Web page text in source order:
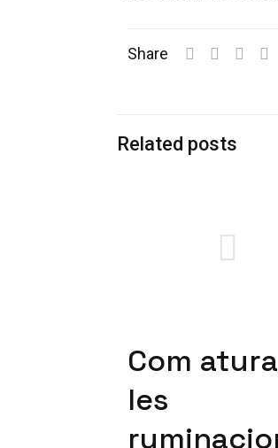
Share
Related posts
Com
les